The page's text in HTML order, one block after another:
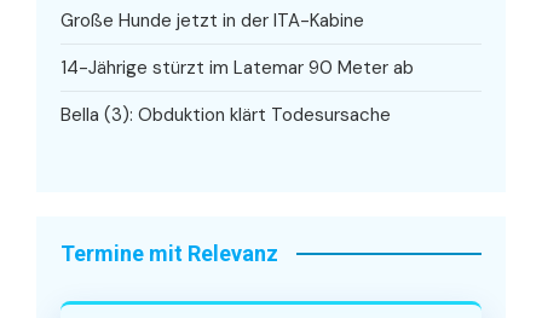
Große Hunde jetzt in der ITA-Kabine
14-Jährige stürzt im Latemar 90 Meter ab
Bella (3): Obduktion klärt Todesursache
Termine mit Relevanz